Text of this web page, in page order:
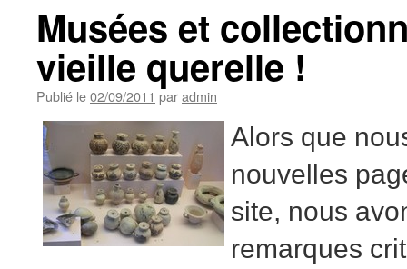
Musées et
vieille querelle !
Publié le02/09/2011 paradmin
Alors que
nouvelles
site, nous
remarques